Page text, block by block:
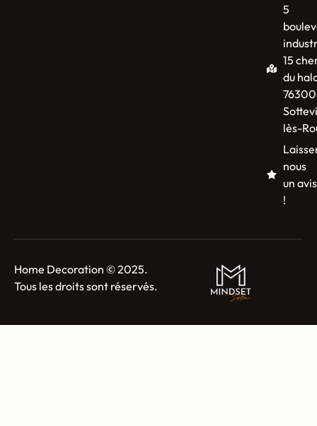
5
15
du
76300
lès-
nous
un avis
!
Home Decoration © 2025.
Tous les droits sont réservés.